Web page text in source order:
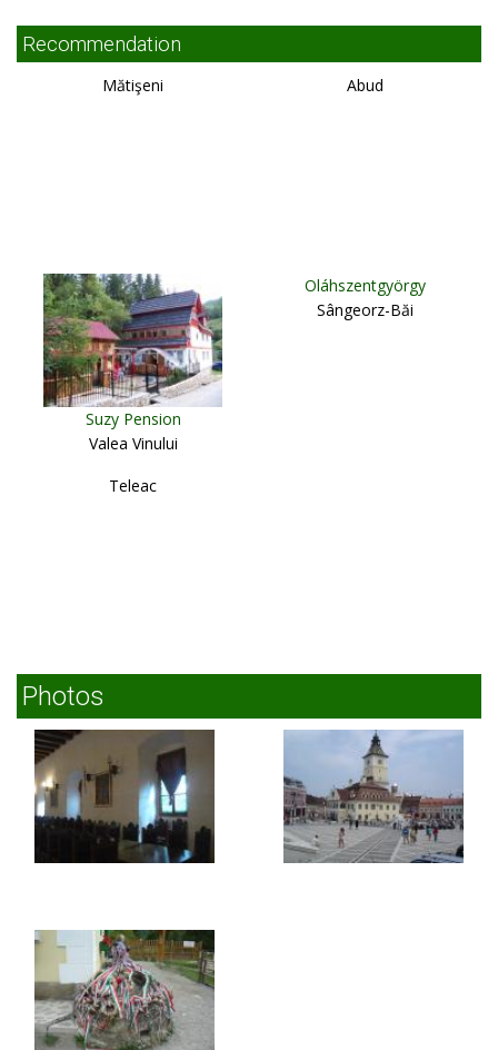
Recommendation
Mătişeni Abud
Suzy Pension
Valea Vinului
Oláhszentgyörgy
Sângeorz-Băi
Teleac
Photos